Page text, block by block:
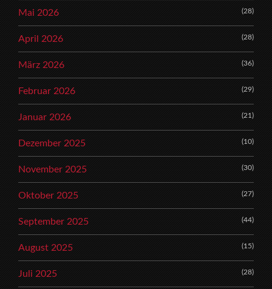
Mai 2026 (28)
April 2026 (28)
März 2026 (36)
Februar 2026 (29)
Januar 2026 (21)
Dezember 2025 (10)
November 2025 (30)
Oktober 2025 (27)
September 2025 (44)
August 2025 (15)
Juli 2025 (28)